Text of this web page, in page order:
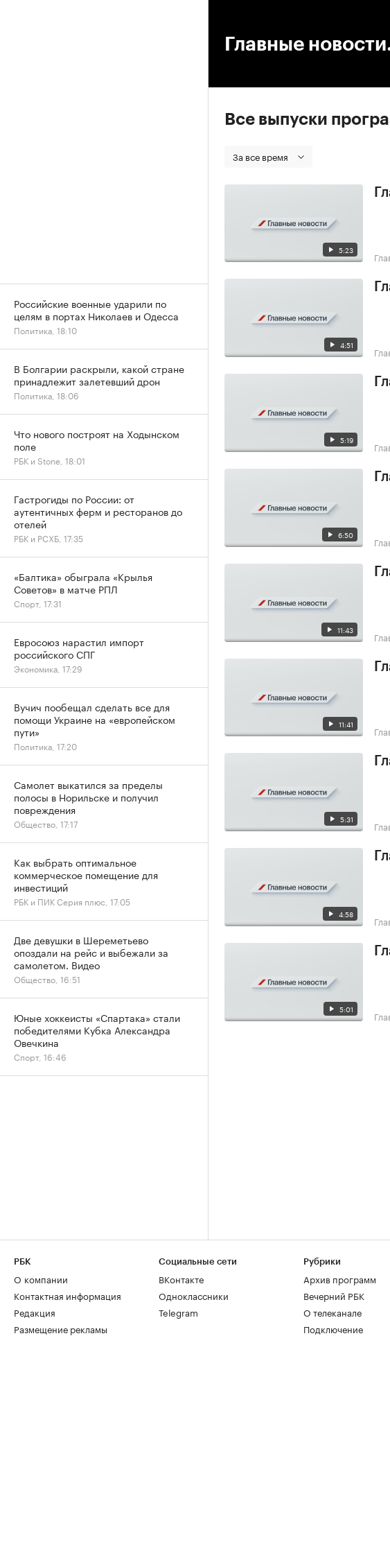
Главные
Все выпуски
За все время
5:23
4:51
5:19
6:50
11:43
11:41
5:31
4:58
5:01
Российские военные ударили по
целям в портах Николаев и Одесса
Политика, 18:10
В Болгарии раскрыли, какой стране
принадлежит залетевший дрон
Политика, 18:06
Что нового построят на Ходынском
поле
РБК и Stone, 18:01
Гастрогиды по России: от
аутентичных ферм и ресторанов до
отелей
РБК и РСХБ, 17:35
«Балтика» обыграла «Крылья
Советов» в матче РПЛ
Спорт, 17:31
Евросоюз нарастил импорт
российского СПГ
Экономика, 17:29
Вучич пообещал сделать все для
помощи Украине на «европейском
пути»
Политика, 17:20
Самолет выкатился за пределы
полосы в Норильске и получил
повреждения
Общество, 17:17
Как выбрать оптимальное
коммерческое помещение для
инвестиций
РБК и ПИК Серия плюс, 17:05
Две девушки в Шереметьево
опоздали на рейс и выбежали за
самолетом. Видео
Общество, 16:51
Юные хоккеисты «Спартака» стали
победителями Кубка Александра
Овечкина
Спорт, 16:46
РБК
О компании
Контактная информация
Редакция
Размещение рекламы
Социальные сети
ВКонтакте
Одноклассники
Telegram
Рубрики
Архив программ
Вечерний РБК
О телеканале
Подключение